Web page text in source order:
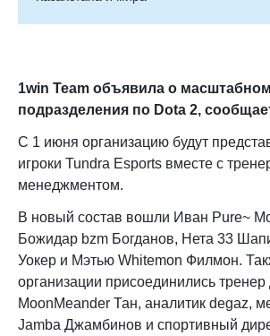
1win Team объявила о
подразделения по Dota 2,
С 1 июня организацию будут
игроки Tundra Esports вместе с
менеджментом.
В новый состав вошли Иван Pure~
Божидар bzm Богданов, Нета 33
Уокер и Мэтью Whitemon Филмон.
организации присоединились тренер
MoonMeander Тан, аналитик degaz,
Jamba Джамбинов и спортивный